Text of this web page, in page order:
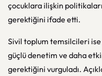
çocuklara ilişkin
gerektiğini ifade etti.
Sivil toplum temsilcileri ise
güçlü denetim ve daha
gerektiğini vurguladı.